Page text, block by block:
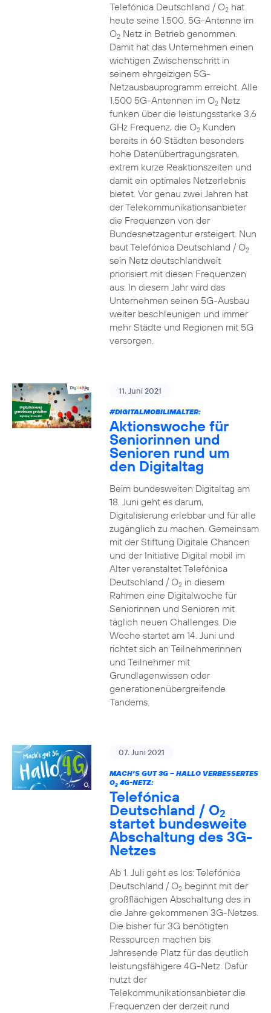
Telefónica Deutschland / O2hat
heute seine 1.500. 5G-Antenne im
O2Netz in Betrieb genommen.
Damit hat das Unternehmen einen
wichtigen Zwischenschritt in
seinem ehrgeizigen 5G-
Netzausbauprogramm erreicht. Alle
1.500 5G-Antennen im O2Netz
funken über die leistungsstarke 3,6
GHz Frequenz, die O2Kunden
bereits in 60 Städten besonders
hohe Datenübertragungsraten,
extrem kurze Reaktionszeiten und
damit ein optimales Netzerlebnis
bietet. Vor genau zwei Jahren hat
der Telekommunikationsanbieter
die Frequenzen von der
Bundesnetzagentur ersteigert. Nun
baut Telefónica Deutschland / O2
sein Netz deutschlandweit
priorisiert mit diesen Frequenzen
aus. In diesem Jahr wird das
Unternehmen seinen 5G-Ausbau
weiter beschleunigen und immer
mehr Städte und Regionen mit 5G
versorgen.
11. Juni 2021
#DIGITALMOBILIMALTER:
Aktionswoche für
Seniorinnen und
Senioren rund um
den Digitaltag
Beim bundesweiten Digitaltag am
18. Juni geht es darum,
Digitalisierung erlebbar und für alle
zugänglich zu machen. Gemeinsam
mit der Stiftung Digitale Chancen
und der Initiative Digital mobil im
Alter veranstaltet Telefónica
Deutschland / O2in diesem
Rahmen eine Digitalwoche für
Seniorinnen und Senioren mit
täglich neuen Challenges. Die
Woche startet am 14. Juni und
richtet sich an Teilnehmerinnen
und Teilnehmer mit
Grundlagenwissen oder
generationenübergreifende
Tandems.
07. Juni 2021
MACH’S GUT 3G – HALLO VERBESSERTES
O24G-NETZ:
Telefónica
Deutschland / O2
startet bundesweite
Abschaltung des 3G-
Netzes
Ab 1. Juli geht es los: Telefónica
Deutschland / O2beginnt mit der
großflächigen Abschaltung des in
die Jahre gekommenen 3G-Netzes.
Die bisher für 3G benötigten
Ressourcen machen bis
Jahresende Platz für das deutlich
leistungsfähigere 4G-Netz. Dafür
nutzt der
Telekommunikationsanbieter die
Frequenzen der derzeit rund